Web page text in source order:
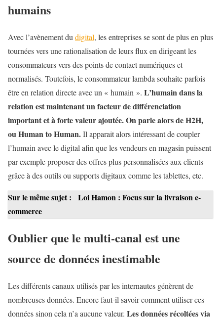
humains
Avec l’avènement du digital, les entreprises se sont de plus en plus
tournées vers une rationalisation de leurs flux en dirigeant les
consommateurs vers des points de contact numériques et
normalisés. Toutefois, le consommateur lambda souhaite parfois
être en relation directe avec un « humain ». L’humain dans la
relation est maintenant un facteur de différenciation
important et à forte valeur ajoutée. On parle alors de H2H,
ou Human to Human.Il apparait alors intéressant de coupler
l’humain avec le digital afin que les vendeurs en magasin puissent
par exemple proposer des offres plus personnalisées aux clients
grâce à des outils ou supports digitaux comme les tablettes, etc.
Sur le même sujet :
Loi Hamon : Focus sur la livraison e-
commerce
Oublier que le multi-canal est une
source de données inestimable
Les différents canaux utilisés par les internautes génèrent de
nombreuses données. Encore faut-il savoir comment utiliser ces
données sinon cela n’a aucune valeur. Les données récoltées via